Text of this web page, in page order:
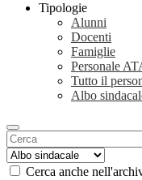
Tipologie
Alunni
Docenti
Famiglie
Personale
Tutto il
Albo
Cerca anche